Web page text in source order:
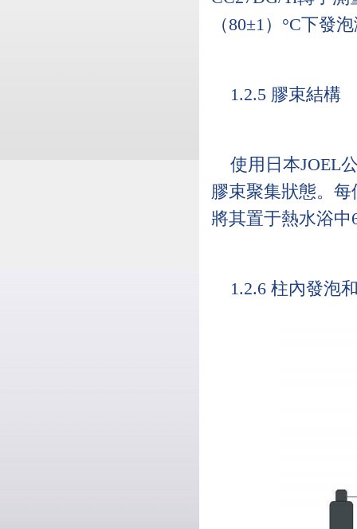
（80±1）°C下發
1.2.5 膠束結構
使用日本JOEL
膠束聚集狀態。
將其置于熱水浴中
1.2.6 柱內發泡